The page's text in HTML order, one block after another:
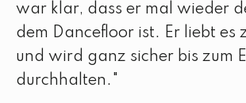
war klar, dass er mal wieder
dem Dancefloor ist. Er liebt es
und wird ganz sicher bis zum
durchhalten."